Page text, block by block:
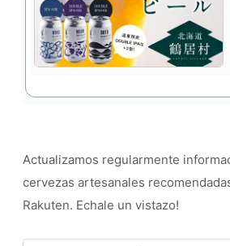
Actualizamos regularmente
cervezas artesanales
Rakuten. Echale un vistazo!